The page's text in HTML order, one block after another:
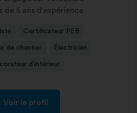
de 5 ans d'expérience
Certificateur PEB
de chantier Électricien
d'intérieur
Voir le profil